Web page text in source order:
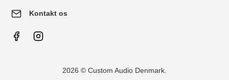
Kontakt os
2026 © Custom Audio Denmark.